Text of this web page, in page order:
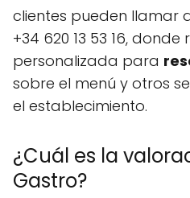
clientes pueden llamar
+34 620 13 53 16,
personalizada para
sobre el menú y otros
el establecimiento.
¿Cuál es la
Gastro?